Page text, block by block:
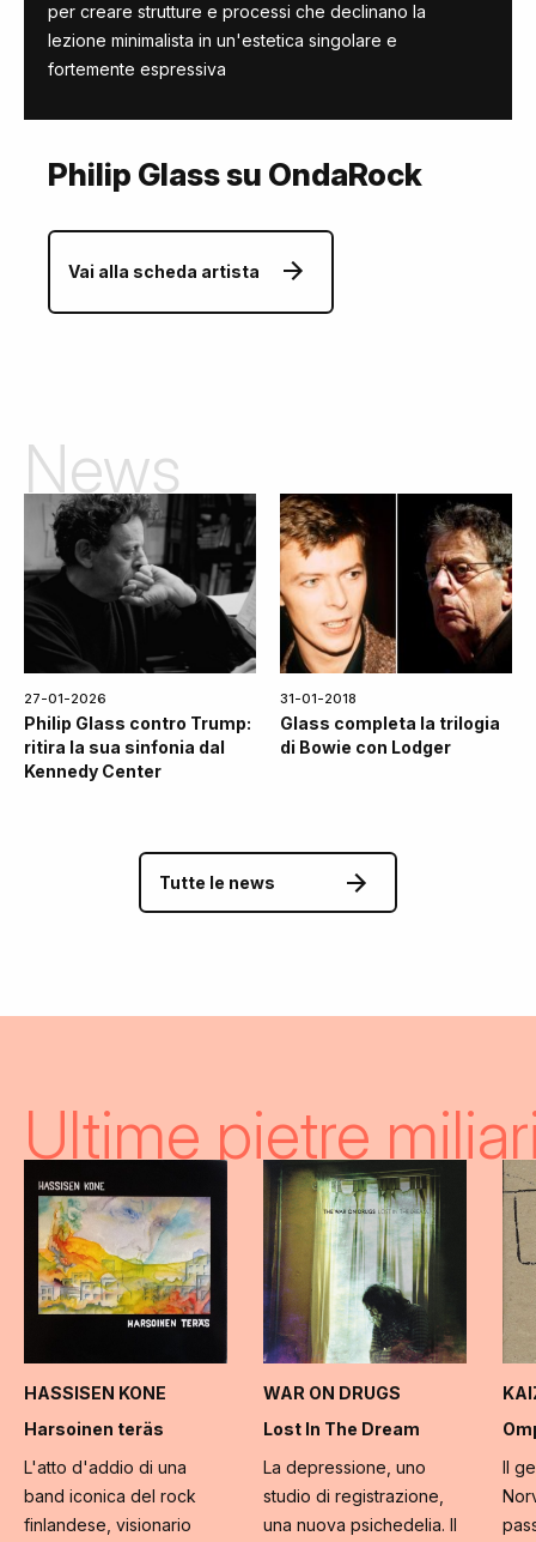
per creare strutture e processi che declinano la
lezione minimalista in un'estetica singolare e
fortemente espressiva
Philip Glass su OndaRock
Vai alla scheda artista
News
27-01-2026
Philip Glass contro Trump:
ritira la sua sinfonia dal
Kennedy Center
31-01-2018
Glass completa la trilogia
di Bowie con Lodger
Tutte le news
Ultime pietre
HASSISEN KONE
Harsoinen teräs
L'atto d'addio di una
band iconica del rock
finlandese, visionario
WAR ON DRUGS
Lost In The Dream
La depressione, uno
studio di registrazione,
una nuova psichedelia. Il
Il